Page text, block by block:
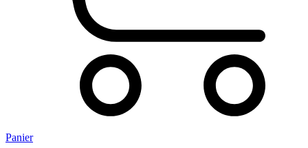
Panier